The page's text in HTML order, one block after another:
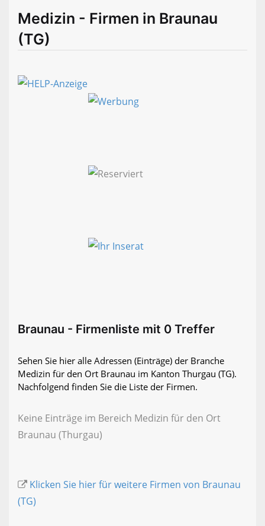
Medizin - Firmen in Braunau
(TG)
Braunau - Firmenliste mit 0 Treffer
Sehen Sie hier alle Adressen (Einträge) der Branche
Medizin für den Ort Braunau im Kanton Thurgau (TG).
Nachfolgend finden Sie die Liste der Firmen.
Keine Einträge im Bereich Medizin für den Ort
Braunau (Thurgau)
Klicken Sie hier für weitere Firmen von Braunau
(TG)